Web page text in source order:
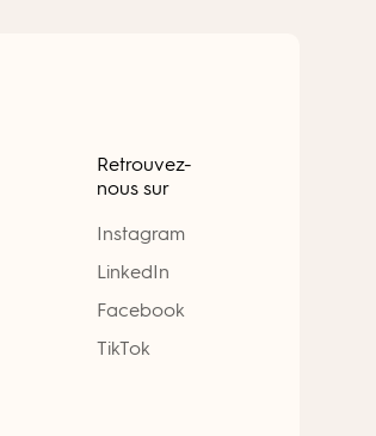
Retrouvez-
nous sur
Instagram
LinkedIn
Facebook
TikTok